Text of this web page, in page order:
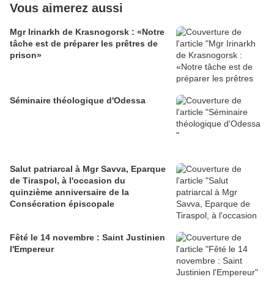
Vous aimerez aussi
Mgr Irinarkh de Krasnogorsk : «Notre
tâche est de préparer les prêtres de
prison»
Séminaire théologique d'Odessa
Salut patriarcal à Mgr Savva, Eparque
de Tiraspol, à l'occasion du
quinzième anniversaire de la
Consécration épiscopale
Fêté le 14 novembre : Saint Justinien
l'Empereur